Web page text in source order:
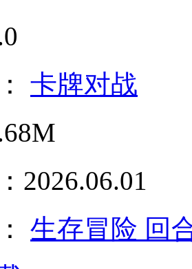
卡牌对战
2026.06.01
生存冒险 回